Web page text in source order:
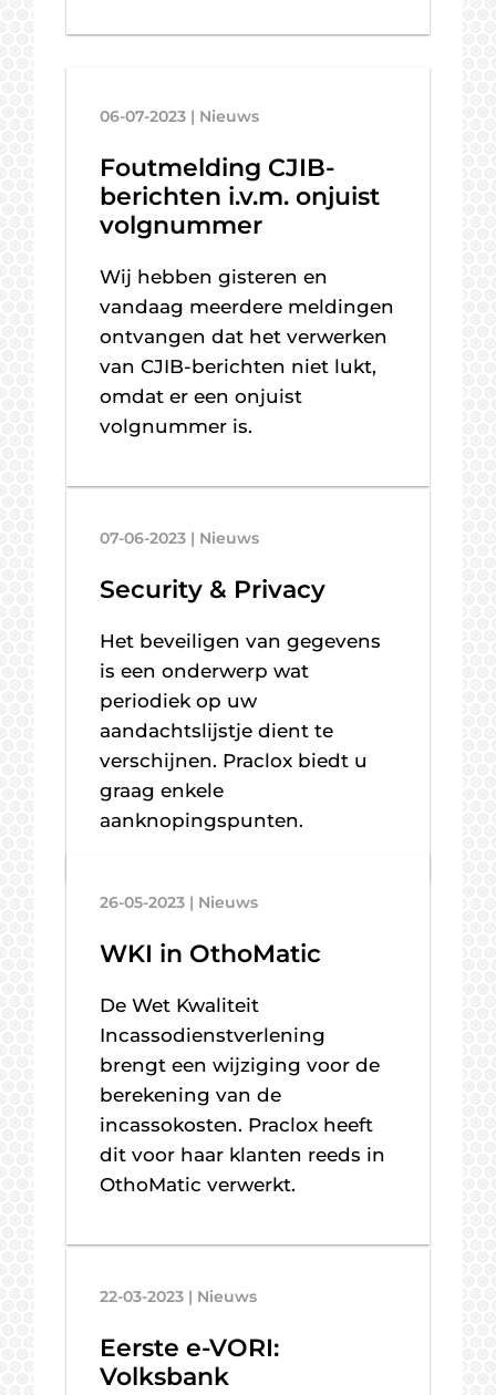
06-07-2023 | Nieuws
Foutmelding CJIB-
berichten i.v.m. onjuist
volgnummer
Wij hebben gisteren en
vandaag meerdere meldingen
ontvangen dat het verwerken
van CJIB-berichten niet lukt,
omdat er een onjuist
volgnummer is.
07-06-2023 | Nieuws
Security & Privacy
Het beveiligen van gegevens
is een onderwerp wat
periodiek op uw
aandachtslijstje dient te
verschijnen. Praclox biedt u
graag enkele
aanknopingspunten.
26-05-2023 | Nieuws
WKI in OthoMatic
De Wet Kwaliteit
Incassodienstverlening
brengt een wijziging voor de
berekening van de
incassokosten. Praclox heeft
dit voor haar klanten reeds in
OthoMatic verwerkt.
22-03-2023 | Nieuws
Eerste e-VORI:
Volksbank